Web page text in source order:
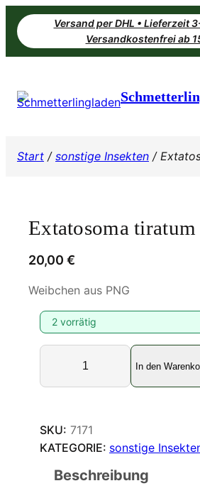
Zum
Inhalt
springen
Versand per DHL • Lieferzeit
Versandkostenfrei ab
Start / sonstige Insekten /
Extatosoma tiratum
20,00 €
Weibchen aus PNG
2 vorrätig
E
t
t
o
In den
SKU: 7171
KATEGORIE: sonstige
Beschreibung